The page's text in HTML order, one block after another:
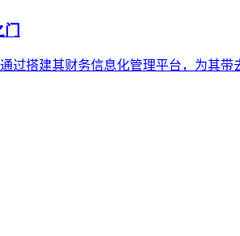
搭建其财务信息化管理平台，为其